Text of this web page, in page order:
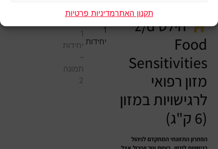
תקנון האתרמדיניות פרטיות
הילס z/d
Food
Sensitivities
מזון רפואי
לרגישויות במזון
(6 ק"ג)
הפתרון התזונתי המתקדם לניהול